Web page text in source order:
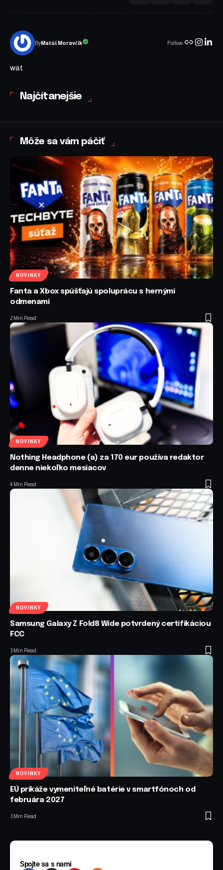
ByMatúš Moravčík Follow:
wat
Najčítanejšie
Môže sa vám páčiť
NOVINKY
Fanta a Xbox spúšťajú spoluprácu s hernými
odmenami
2 Min Read
NOVINKY
Nothing Headphone (a) za 170 eur používa redaktor
denne niekoľko mesiacov
4 Min Read
NOVINKY
Samsung Galaxy Z Fold8 Wide potvrdený certifikáciou
FCC
3 Min Read
NOVINKY
EÚ prikáže vymeniteľné batérie v smartfónoch od
februára 2027
3 Min Read
Spojte sa s nami